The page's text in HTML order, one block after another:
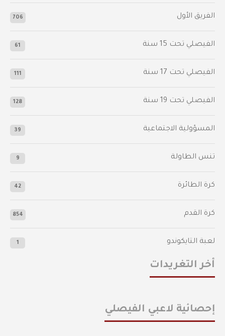
الفريق الأول 706
الفيصلي‬⁩ تحت 15 سنة 61
‫الفيصلي‬⁩ تحت 17 سنة 111
الفيصلي‬⁩ تحت 19 سنة 128
المسؤولية الاجتماعية 39
تنس الطاولة 9
كرة الطائرة 42
كرة القدم 854
لعبة التايكوندو 1
أخر التغريدات
إحصائية لاعبي الفيصلي